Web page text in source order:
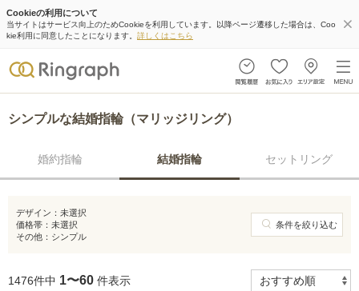
Cookieの利用について
当サイトはサービス向上のためCookieを利用しています。以降ページ遷移した場合は、Coo
kie利用に同意したことになります。 詳しくはこちら
シンプルな結婚指輪（マリッジリング）
婚約指輪 結婚指輪 セットリング
デザイン： 未選択
価格帯： 未選択
その他： シンプル
条件を絞り込む
1476件中 1〜60 件表示